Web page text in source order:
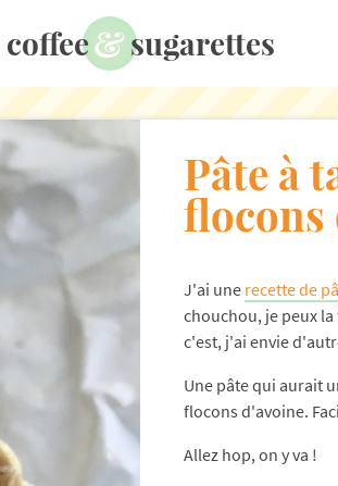
coffee&sugarettes
Pâte à
flocons
J'ai une recette de
chouchou, je peux
c'est, j'ai envie
Une pâte qui aurait
flocons d'avoine.
Allez hop, on y va !